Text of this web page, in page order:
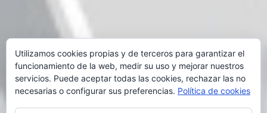
Utilizamos cookies propias y de terceros para garantizar el
funcionamiento de la web, medir su uso y mejorar nuestros
servicios. Puede aceptar todas las cookies, rechazar las no
necesarias o configurar sus preferencias. Política de cookies